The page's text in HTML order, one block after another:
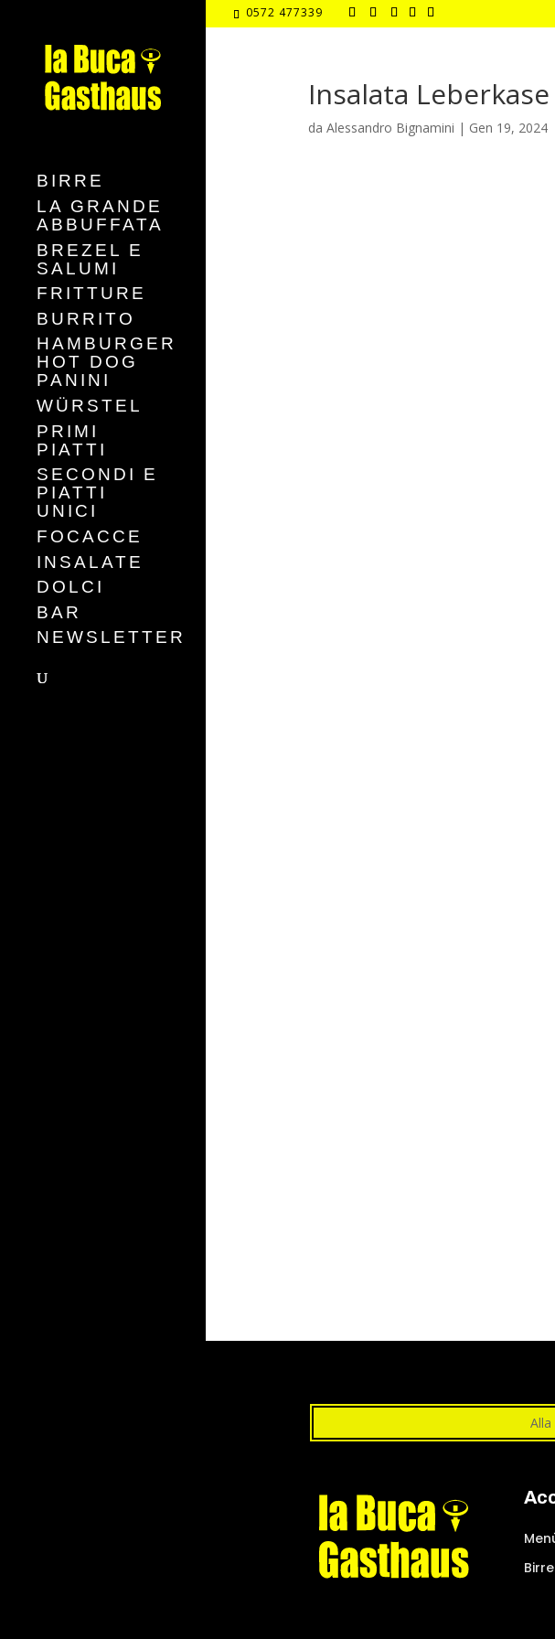
0572 477339
BIRRE
LA GRANDE
ABBUFFATA
BREZEL E
SALUMI
FRITTURE
BURRITO
HAMBURGER
HOT DOG
PANINI
WÜRSTEL
PRIMI
PIATTI
SECONDI E
PIATTI
UNICI
FOCACCE
INSALATE
DOLCI
BAR
NEWSLETTER
Insalata Leberkase
da Alessandro Bignamini | Gen 19, 2024
Birre